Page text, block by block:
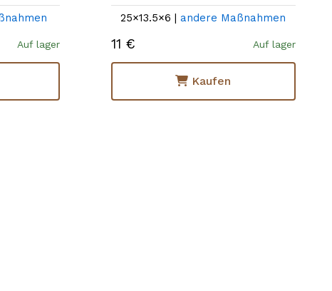
Auf lager
25×13.5×6 |andere Maßnahmen
11 € Auf lager
Kaufen